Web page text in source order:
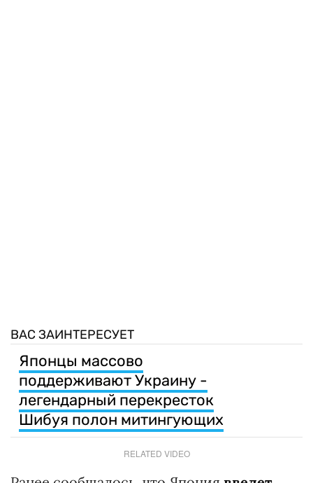
ВАС ЗАИНТЕРЕСУЕТ
Японцы массово
поддерживают Украину -
легендарный перекресток
Шибуя полон митингующих
RELATED VIDEO